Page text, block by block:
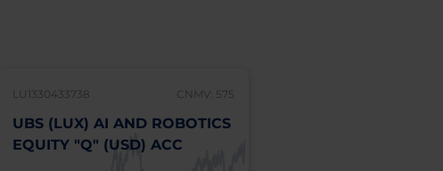
LU1330433738 CNMV: 575
UBS (LUX) AI AND ROBOTICS
EQUITY "Q" (USD) ACC